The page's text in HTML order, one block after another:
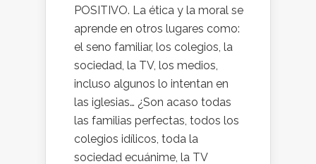
POSITIVO. La ética y la moral se
aprende en otros lugares como:
el seno familiar, los colegios, la
sociedad, la TV, los medios,
incluso algunos lo intentan en
las iglesias… ¿Son acaso todas
las familias perfectas, todos los
colegios idílicos, toda la
sociedad ecuánime, la TV